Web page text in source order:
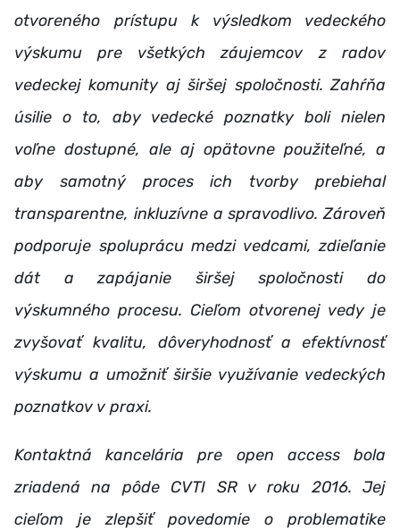
otvoreného prístupu k výsledkom vedeckého
výskumu pre všetkých záujemcov z radov
vedeckej komunity aj širšej spoločnosti. Zahŕňa
úsilie o to, aby vedecké poznatky boli nielen
voľne dostupné, ale aj opätovne použiteľné, a
aby samotný proces ich tvorby prebiehal
transparentne, inkluzívne a spravodlivo. Zároveň
podporuje spoluprácu medzi vedcami, zdieľanie
dát a zapájanie širšej spoločnosti do
výskumného procesu. Cieľom otvorenej vedy je
zvyšovať kvalitu, dôveryhodnosť a efektívnosť
výskumu a umožniť širšie využívanie vedeckých
poznatkov v praxi.
Kontaktná kancelária pre open access bola
zriadená na pôde CVTI SR v roku 2016. Jej
cieľom je zlepšiť povedomie o problematike